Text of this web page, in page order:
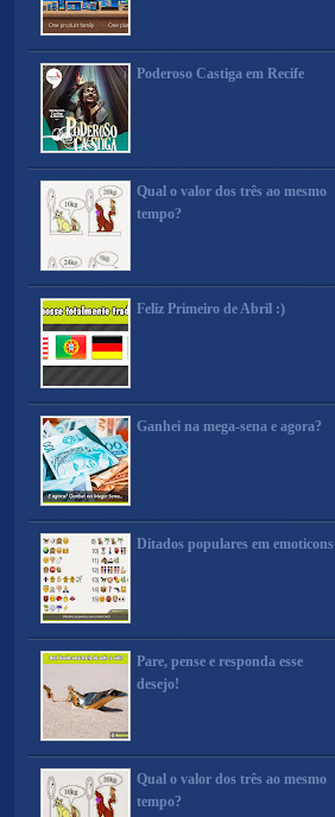
Poderoso Castiga em Recife
Qual o valor dos três ao mesmo
tempo?
Feliz Primeiro de Abril :)
Ganhei na mega-sena e agora?
Ditados populares em emoticons
Pare, pense e responda esse
desejo!
Qual o valor dos três ao mesmo
tempo?